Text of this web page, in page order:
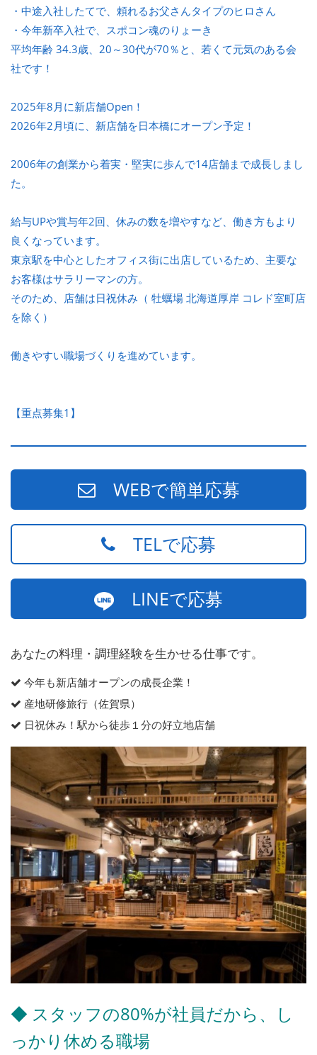
・中途入社したてで、頼れるお父さんタイプのヒロさん
・今年新卒入社で、スポコン魂のりょーき
平均年齢 34.3歳、20～30代が70％と、若くて元気のある会
社です！
2025年8月に新店舗Open！
2026年2月頃に、新店舗を日本橋にオープン予定！
2006年の創業から着実・堅実に歩んで14店舗まで成長しまし
た。
給与UPや賞与年2回、休みの数を増やすなど、働き方もより
良くなっています。
東京駅を中心としたオフィス街に出店しているため、主要な
お客様はサラリーマンの方。
そのため、店舗は日祝休み（ 牡蠣場 北海道厚岸 コレド室町店
を除く）
働きやすい職場づくりを進めています。
【重点募集1】
WEBで簡単応募
TELで応募
LINEで応募
あなたの料理・調理経験を生かせる仕事です。
今年も新店舗オープンの成長企業！
産地研修旅行（佐賀県）
日祝休み！駅から徒歩１分の好立地店舗
◆ スタッフの80%が社員だから、し
っかり休める職場